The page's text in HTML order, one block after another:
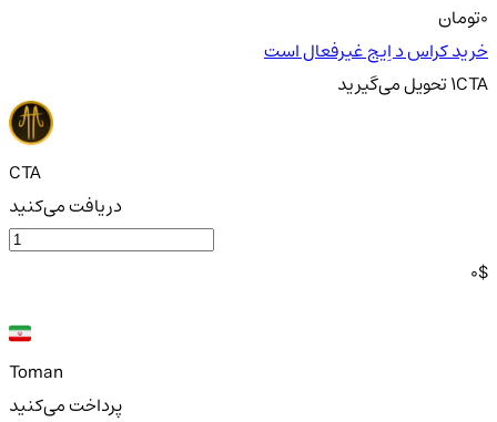
تومان
خرید کراس د اِیج غیرفعال است
1CTAتحویلمی‌گیرید
CTA
دریافت می‌کنید
0$
Toman
پرداخت می‌کنید